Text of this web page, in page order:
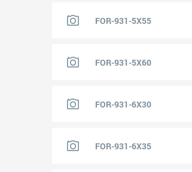
FOR-931-5X55
FOR-931-5X60
FOR-931-6X30
FOR-931-6X35